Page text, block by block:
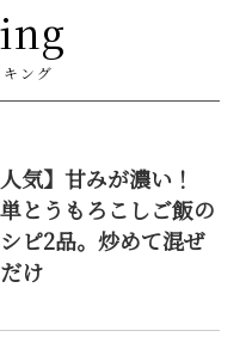
ング
人気】甘みが濃い！
とうもろこしご飯の
ピ2品。炒めて混ぜ
け